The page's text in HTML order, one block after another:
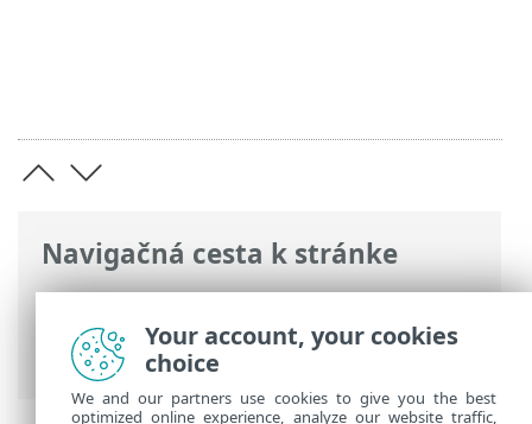
Navigačná cesta k stránke
ESET Online pomocník>ESET PROTECT>
Špecifikácie> Podporované operačné
systémy
Your account, your cookies
choice
We and our partners use cookies to give you the best
optimized online experience, analyze our website traffic,